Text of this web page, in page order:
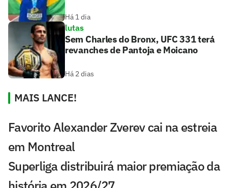
Há 1 dia
lutas
Sem Charles do Bronx, UFC 331 terá
revanches de Pantoja e Moicano
Há 2 dias
MAIS LANCE!
Favorito Alexander Zverev cai na estreia
em Montreal
Superliga distribuirá maior premiação da